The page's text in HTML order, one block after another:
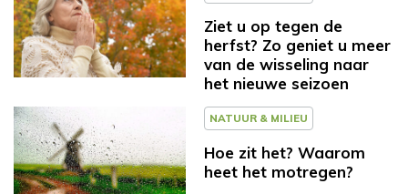
Ziet u op tegen de
herfst? Zo geniet u meer
van de wisseling naar
het nieuwe seizoen
NATUUR & MILIEU
Hoe zit het? Waarom
heet het motregen?